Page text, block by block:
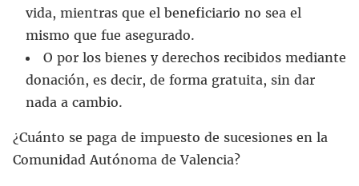
vida, mientras que el beneficiario no sea el
mismo que fue asegurado.
O por los bienes y derechos recibidos mediante
donación, es decir, de forma gratuita, sin dar
nada a cambio.
¿Cuánto se paga de impuesto de sucesiones en la
Comunidad Autónoma de Valencia?